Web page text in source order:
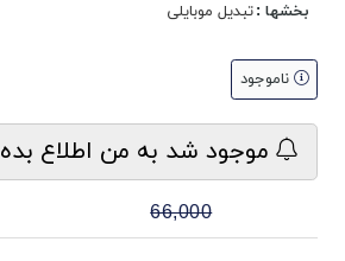
بخشها :تبدیل موبایلی
ناموجود
موجود شد به من اطلاع بده
66,000